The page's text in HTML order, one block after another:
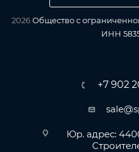
2026Общество с
ИНН
+7 902
Юр. адрес: